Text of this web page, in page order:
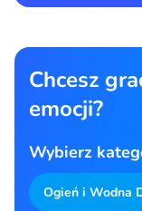
Chcesz
emocji?
Wybierz
Ogień i Wodna